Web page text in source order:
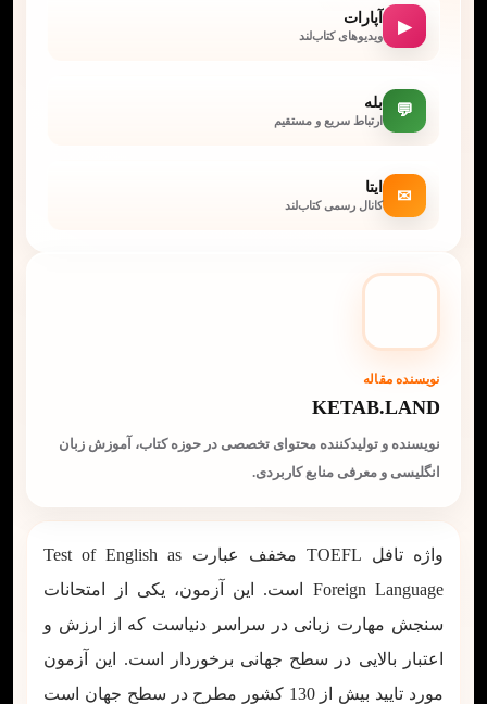
▶ آپارات
ویدیوهای کتاب‌لند
💬 بله
ارتباط سریع و مستقیم
✉ ایتا
کانال رسمی کتاب‌لند
نویسنده مقاله
KETAB.LAND
نویسنده و تولیدکننده محتوای تخصصی در حوزه کتاب، آموزش زبان
انگلیسی و معرفی منابع کاربردی.
واژه تافل TOEFL مخفف عبارت Test of English as
Foreign Language است. این آزمون، یکی از امتحانات
سنجش مهارت زبانی در سراسر دنیاست که از ارزش و
اعتبار بالایی در سطح جهانی برخوردار است. این آزمون
مورد تایید بیش از 130 کشور مطرح در سطح جهان است